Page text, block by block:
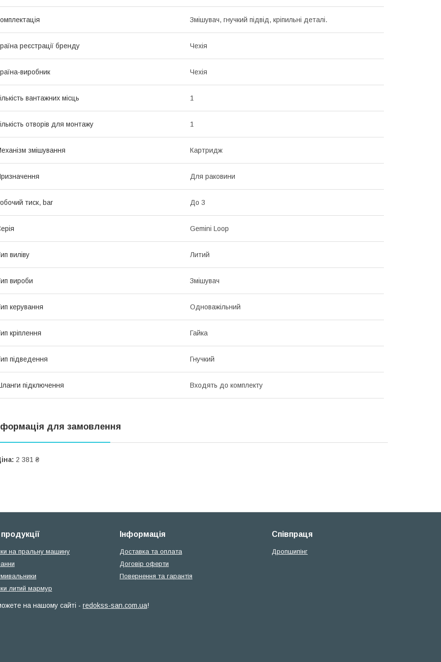
Змішувач, гнучкий підвід, кріпильні деталі.
реєстрації бренду Чехія
виробник Чехія
вантажних місць 1
отворів для монтажу 1
змішування Картридж
Для раковини
тиск, bar До 3
Gemini Loop
виліву Литий
вироби Змішувач
керування Одноважільний
кріплення Гайка
підведення Гнучкий
підключення Входять до комплекту
для замовлення
2 381 ₴
на пральну машину
литий мармур
Інформація
Доставка та оплата
Договір оферти
Повернення та гарантія
Співпраця
Дропшипінг
на нашому сайті - redokss-san.com.ua!